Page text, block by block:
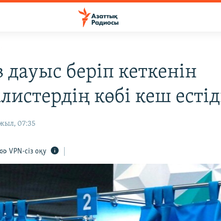
дауыс беріп кеткенін
көбі кеш
07:35
VPN-сіз оқу